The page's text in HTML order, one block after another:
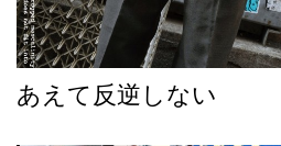
あえて反逆しない